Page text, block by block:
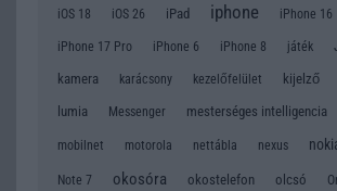
iOS 18 iOS 26 iPad iphone iPhone 16
iPhone 17 Pro iPhone 6 iPhone 8 játék
kamera
karácsony kezelőfelület kijelző
lumia
Messenger mesterséges intelligencia
mobilnet motorola nettábla nexus
Note 7 okosóra okostelefon olcsó